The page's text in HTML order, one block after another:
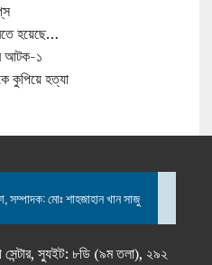
হয়েছে…
আটক-১
কুপিয়ে হত্যা
মোঃ শাহজাহান খান সাজু
সেন্টার, স্যুইট: ৮ডি (৯ম তলা), ২৯২